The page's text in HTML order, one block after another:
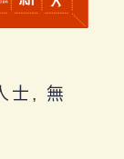
士, 無